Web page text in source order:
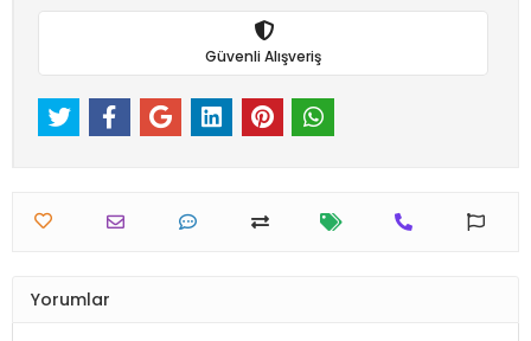
Güvenli Alışveriş
Yorumlar